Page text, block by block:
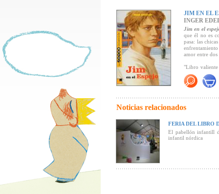
JIM EN EL
INGER
Jim en el
que él no es
pasa: las
amor entre dos
"Libro valiente
de un niño
se rebela" (
Noticias relacionados
FERIA DEL LIBRO
El pabellón infantill
infantil nórdica